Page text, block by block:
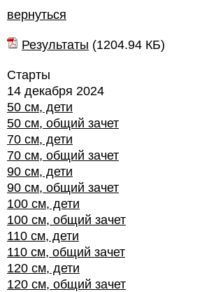
вернуться
Результаты (1204.94 КБ)
Старты
14 декабря 2024
50 см, дети
50 см, общий зачет
70 см, дети
70 см, общий зачет
90 см, дети
90 см, общий зачет
100 см, дети
100 см, общий зачет
110 см, дети
110 см, общий зачет
120 см, дети
120 см, общий зачет